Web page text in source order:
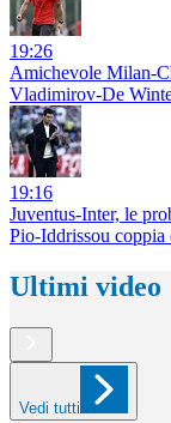
19:26
Amichevole Milan-
Vladimirov-De
19:16
Juventus-Inter, le
Pio-Iddrissou coppia
Ultimi video
Vedi tutti